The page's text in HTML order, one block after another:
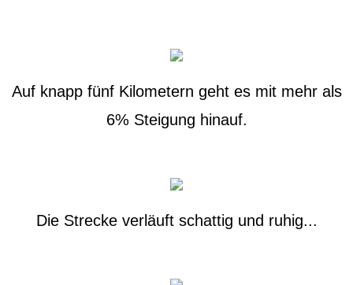
Auf knapp fünf Kilometern geht es mit mehr als
6% Steigung hinauf.
Die Strecke verläuft schattig und ruhig...